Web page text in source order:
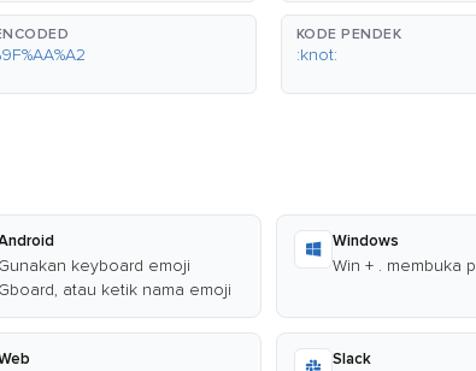
KODE PENDEK
:knot:
Gunakan keyboard emoji
Gboard, atau ketik nama emoji
Windows
Win + . membuka
Slack